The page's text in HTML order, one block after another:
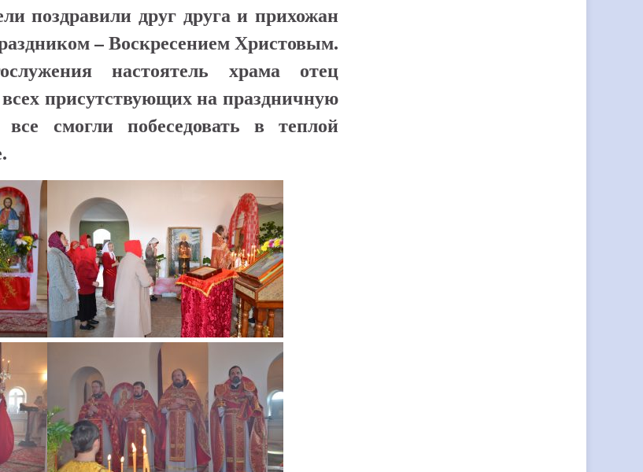
поздравили друг друга и прихожан
– Воскресением Христовым.
настоятель храма отец
присутствующих на праздничную
смогли побеседовать в теплой